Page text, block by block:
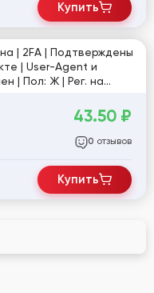
Купить
| 2FA | Подтверждены
| User-Agent и
| Пол: Ж | Рег. на
43.50 ₽
0 отзывов
Купить